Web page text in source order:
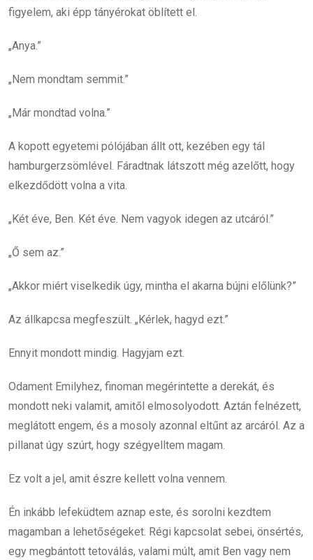
figyelem, aki épp tányérokat öblített el.
„Anya.”
„Nem mondtam semmit.”
„Már mondtad volna.”
A kopott egyetemi pólójában állt ott, kezében egy tál
hamburgerzsömlével. Fáradtnak látszott még azelőtt, hogy
elkezdődött volna a vita.
„Két éve, Ben. Két éve. Nem vagyok idegen az utcáról.”
„Ő sem az.”
„Akkor miért viselkedik úgy, mintha el akarna bújni előlünk?”
Az állkapcsa megfeszült. „Kérlek, hagyd ezt.”
Ennyit mondott mindig. Hagyjam ezt.
Odament Emilyhez, finoman megérintette a derekát, és
mondott neki valamit, amitől elmosolyodott. Aztán felnézett,
meglátott engem, és a mosoly azonnal eltűnt az arcáról. Az a
pillanat úgy szúrt, hogy szégyelltem magam.
Ez volt a jel, amit észre kellett volna vennem.
Én inkább lefeküdtem aznap este, és sorolni kezdtem
magamban a lehetőségeket. Régi kapcsolat sebei, önsértés,
egy megbántott tetoválás, valami múlt, amit Ben vagy nem